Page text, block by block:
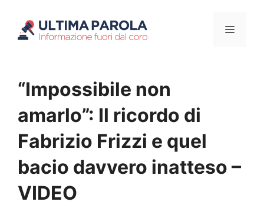
Menu
“Impossibile non
amarlo”: Il ricordo di
Fabrizio Frizzi e quel
bacio davvero inatteso –
VIDEO